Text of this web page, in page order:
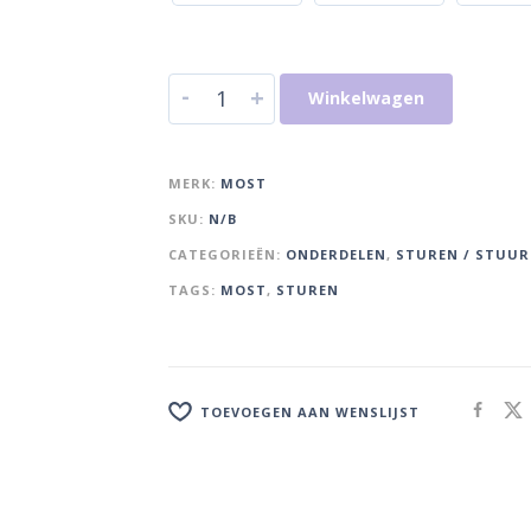
- + Winkelwagen
MERK: MOST
SKU: N/B
CATEGORIEËN: ONDERDELEN, STUREN /
TAGS: MOST, STUREN
TOEVOEGEN AAN WENSLIJST